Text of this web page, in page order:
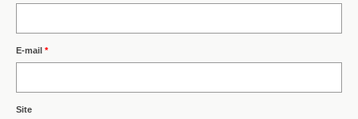
E-mail *
Site